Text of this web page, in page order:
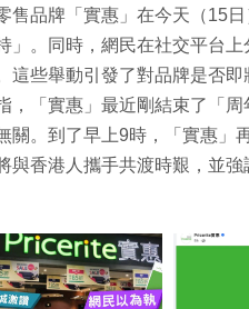
售品牌「實惠」在今天（15
」。同時，網民在社交平台
這些舉動引發了對品牌是否
，「實惠」最近剛結束了「
關。到了早上9時，「實惠」
與香港人攜手共渡時艱，並強